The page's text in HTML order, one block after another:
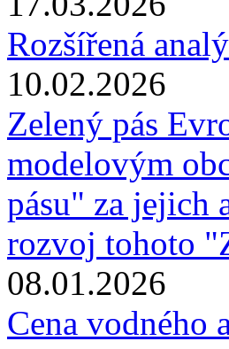
Rozšířená
10.02.2026
Zelený pás
modelovým
pásu" za jejich
rozvoj tohoto
08.01.2026
Cena vodného